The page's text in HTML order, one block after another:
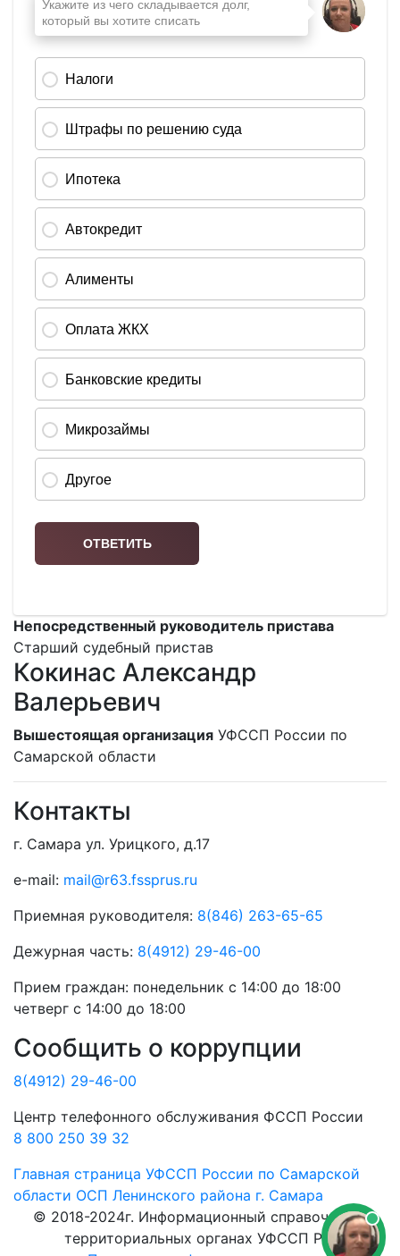
Непосредственный руководитель пристава
Старший судебный пристав
Кокинас Александр
Валерьевич
Вышестоящая организация УФССП России по
Самарской области
Контакты
г. Самара ул. Урицкого, д.17
e-mail: mail@r63.fssprus.ru
Приемная руководителя: 8(846) 263-65-65
Дежурная часть: 8(4912) 29-46-00
Прием граждан: понедельник с 14:00 до 18:00
четверг с 14:00 до 18:00
Сообщить о коррупции
8(4912) 29-46-00
Центр телефонного обслуживания ФССП России
8 800 250 39 32
Главная страница УФССП России по Самарской
области ОСП Ленинского района г. Самара
© 2018-2024г. Информационный справочник о
территориальных органах УФССП РФ.